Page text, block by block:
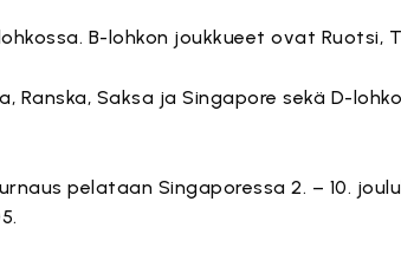
B-lohkon joukkueet ovat Ruotsi,
Ranska, Saksa ja Singapore sekä D-
pelataan Singaporessa 2. – 10.